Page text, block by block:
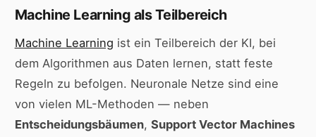
Machine Learning als Teilbereich
Machine Learning ist ein Teilbereich der KI, bei
dem Algorithmen aus Daten lernen, statt feste
Regeln zu befolgen. Neuronale Netze sind eine
von vielen ML-Methoden — neben
Entscheidungsbäumen, Support Vector Machines